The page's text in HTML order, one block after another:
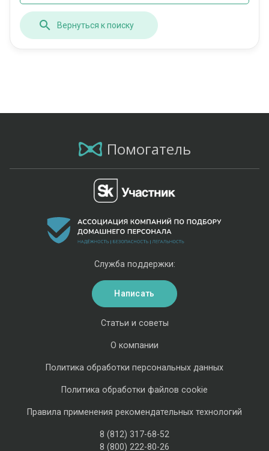
Вернуться к поиску
Помогатель
Статьи и советы
О компании
Политика обработки персональных данных
Политика обработки файлов cookie
Правила применения рекомендательных технологий
8 (812) 317-68-52
8 (800) 222-80-26
Служба поддержки:
Написать